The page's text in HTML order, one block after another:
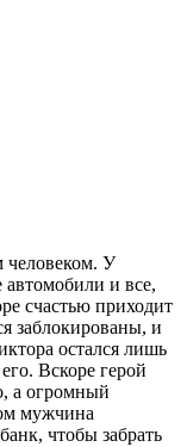
человеком. У
автомобили и все,
счастью приходит
заблокированы, и
остался лишь
Вскоре герой
а огромный
мужчина
чтобы забрать